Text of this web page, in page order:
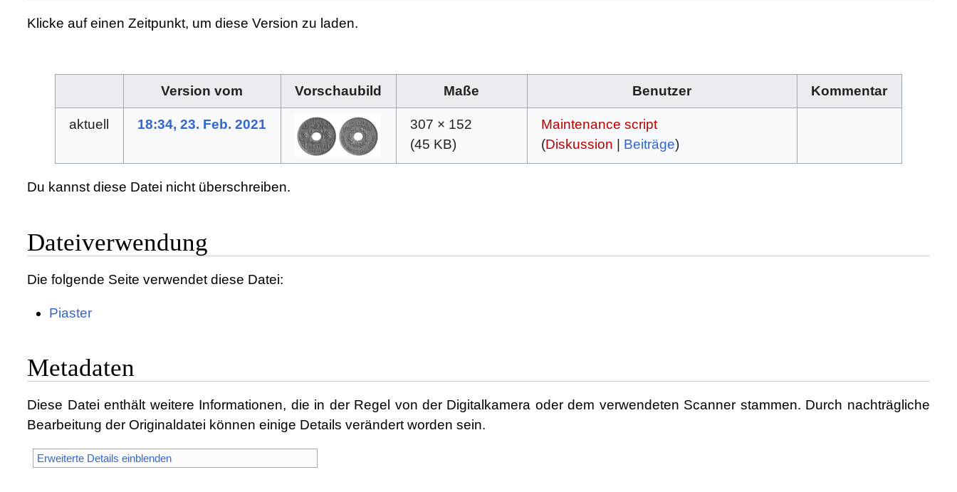
Klicke auf einen Zeitpunkt, um diese Version zu laden.
Version vom Vorschaubild Maße Benutzer Kommentar
aktuell 18:34, 23. Feb. 2021
307 × 152
(45 KB)
Maintenance script
(Diskussion Beiträge)
Du kannst diese Datei nicht überschreiben.
Dateiverwendung
Die folgende Seite verwendet diese Datei:
Piaster
Metadaten
Diese Datei enthält weitere Informationen, die in der Regel von der Digitalkamera oder dem verwendeten Scanner stammen. Durch nachträgliche
Bearbeitung der Originaldatei können einige Details verändert worden sein.
Erweiterte Details einblenden